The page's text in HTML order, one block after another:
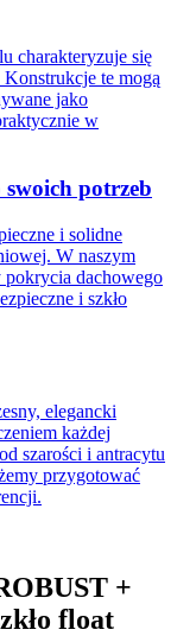
charakteryzuje się
te mogą
jako
w
swoich potrzeb
i solidne
W naszym
dachowego
i szkło
elegancki
każdej
szarości i antracytu
przygotować
+
float